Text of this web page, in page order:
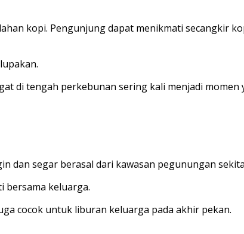
kopi. Pengunjung dapat menikmati secangkir
di tengah perkebunan sering kali menjadi momen
dan segar berasal dari kawasan pegunungan
bersama keluarga.
cocok untuk liburan keluarga pada akhir pekan.